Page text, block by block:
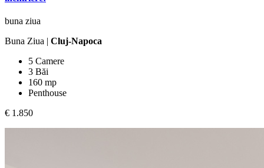
buna ziua
Buna Ziua | Cluj-Napoca
5 Camere
3 Băi
160 mp
Penthouse
€ 1.850